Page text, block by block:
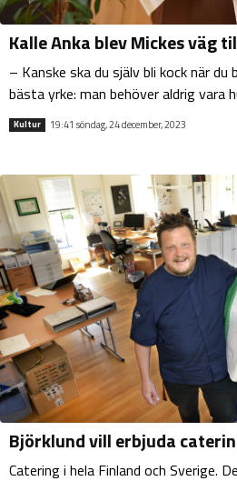
Kalle Anka blev Mickes väg
– Kanske ska du själv bli kock när
bästa yrke: man behöver aldrig vara
Kultur 19:41 söndag, 24 december, 2023
Björklund vill erbjuda
Catering i hela Finland och Sverige.